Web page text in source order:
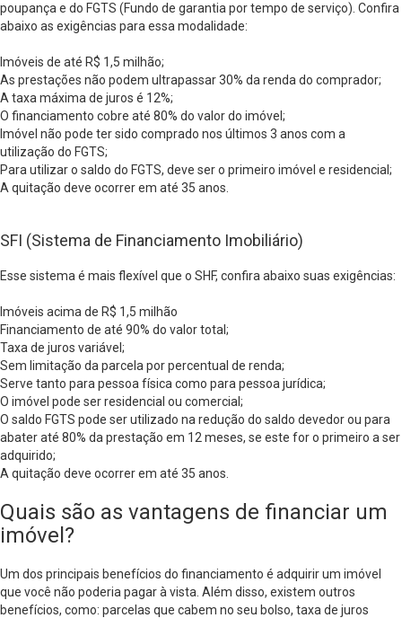
poupança e do FGTS (Fundo de garantia por tempo de serviço). Confira
abaixo as exigências para essa modalidade:
Imóveis de até R$ 1,5 milhão;
As prestações não podem ultrapassar 30% da renda do comprador;
A taxa máxima de juros é 12%;
O financiamento cobre até 80% do valor do imóvel;
Imóvel não pode ter sido comprado nos últimos 3 anos com a
utilização do FGTS;
Para utilizar o saldo do FGTS, deve ser o primeiro imóvel e residencial;
A quitação deve ocorrer em até 35 anos.
SFI (Sistema de Financiamento Imobiliário)
Esse sistema é mais flexível que o SHF, confira abaixo suas exigências:
Imóveis acima de R$ 1,5 milhão
Financiamento de até 90% do valor total;
Taxa de juros variável;
Sem limitação da parcela por percentual de renda;
Serve tanto para pessoa física como para pessoa jurídica;
O imóvel pode ser residencial ou comercial;
O saldo FGTS pode ser utilizado na redução do saldo devedor ou para
abater até 80% da prestação em 12 meses, se este for o primeiro a ser
adquirido;
A quitação deve ocorrer em até 35 anos.
Quais são as vantagens de financiar um
imóvel?
Um dos principais benefícios do financiamento é adquirir um imóvel
que você não poderia pagar à vista. Além disso, existem outros
benefícios, como: parcelas que cabem no seu bolso, taxa de juros